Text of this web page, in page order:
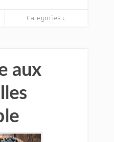
Categories ↓
aux